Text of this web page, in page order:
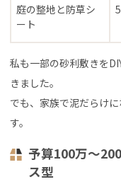
庭の整地と防草シ
ート
私も一部の砂利敷きを
きました。
でも、家族で泥だらけ
す。
予算100万〜
ス型